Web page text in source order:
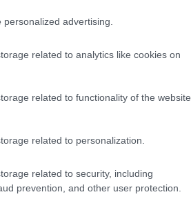
advertising.
related to analytics like cookies on
related to functionality of the website
related to personalization.
related to security, including
prevention, and other user protection.